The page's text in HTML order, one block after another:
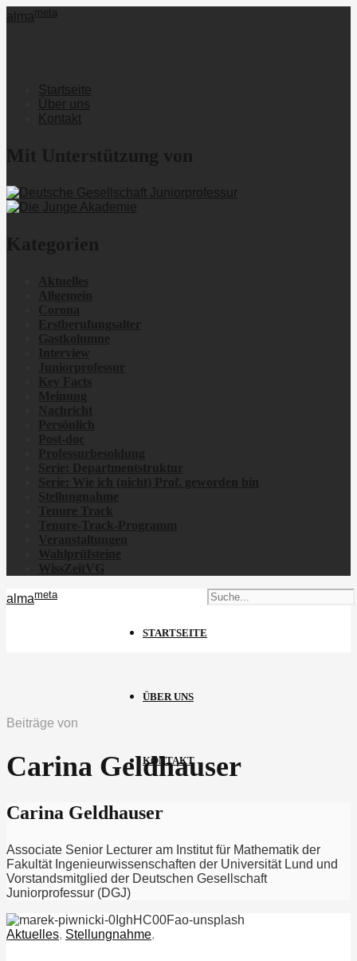
alma meta
Startseite
Über uns
Kontakt
almameta
STARTSEITE
ÜBER UNS
KONTAKT
Beiträge von
Carina Geldhauser
Carina Geldhauser
Associate Senior Lecturer am Institut für Mathematik der
Fakultät Ingenieurwissenschaften der Universität Lund und
Vorstandsmitglied der Deutschen Gesellschaft
Juniorprofessur (DGJ)
Aktuelles, Stellungnahme,